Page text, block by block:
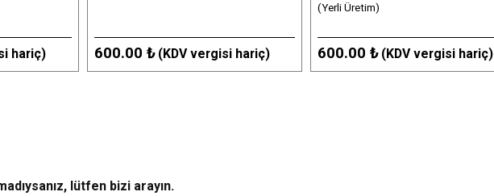
hariç) 600.00 ₺ (KDV vergisi hariç)
(Yerli Üretim)
600.00 ₺ (KDV vergisi hariç)
lütfen bizi arayın.